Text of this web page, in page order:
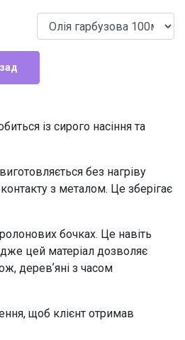
із сирого насіння та
без нагріву
з металом. Це зберігає
бочках. Це навіть
цей матеріал дозволяє
деревʼяні з часом
щоб клієнт отримав